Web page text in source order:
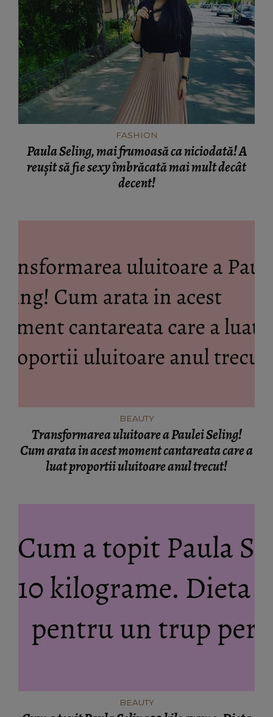
FASHION
Paula Seling, mai frumoasă ca niciodată! A
reuşit să fie sexy îmbrăcată mai mult decât
decent!
BEAUTY
Transformarea uluitoare a Paulei Seling!
Cum arata in acest moment cantareata care a
luat proportii uluitoare anul trecut!
BEAUTY